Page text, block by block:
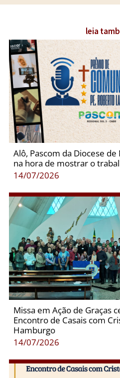
leia
Alô, Pascom da Diocese
na hora de mostrar o
14/07/2026
Missa em Ação de Graças
Encontro de Casais com
Hamburgo
14/07/2026